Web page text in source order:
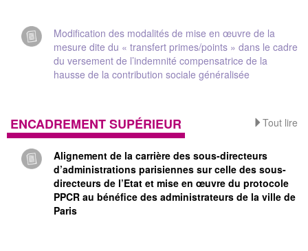
Modification des modalités de mise en œuvre de la
mesure dite du « transfert primes/points » dans le cadre
du versement de l’indemnité compensatrice de la
hausse de la contribution sociale généralisée
Tout lire
ENCADREMENT SUPÉRIEUR
Alignement de la carrière des sous-directeurs
d’administrations parisiennes sur celle des sous-
directeurs de l’Etat et mise en œuvre du protocole
PPCR au bénéfice des administrateurs de la ville de
Paris